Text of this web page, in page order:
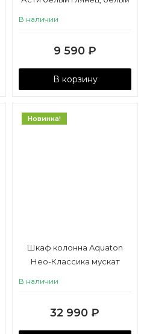
В наличии
9 590 ₽
В корзину
Новинка!
Шкаф колонна Aquaton
Нео-Классика мускат
В наличии
32 990 ₽